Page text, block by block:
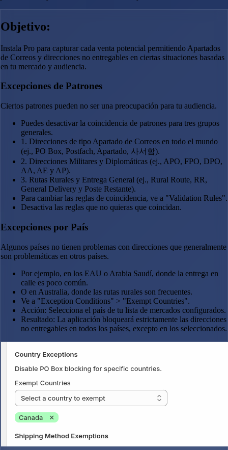
Objetivo:
Instala Pro para capturar cada venta potencial permitiendo Apartados
de Correos y direcciones no entregables en ciertas situaciones basadas
en tu mercado y audiencia.
Excepciones de Patrones
Ciertos patrones pueden no ser una preocupación para tu audiencia.
Puedes desactivar la coincidencia de patrones para tres grupos
generales.
1. Direcciones de tipo Apartado de Correos en todo el mundo
(ej., PO Box, Postfach, Apartado, 사서함).
2. Direcciones Militares y Diplomáticas (ej., APO, FPO, DPO,
AA, AE y AP).
3. Rutas Rurales y Entrega General (ej., Rural Route, RR,
General Delivery y Poste Restante).
Para cambiar las reglas de coincidencia, ve a "Validation Rules".
Desactiva las reglas que no quieras que coincidan.
Excepciones por País
Algunos países no tienen problemas con direcciones que generalmente
son problemáticas en otros países.
Por ejemplo, en los EAU o Arabia Saudí, donde la entrega en
calle es poco común.
O en Australia, donde las rutas rurales son frecuentes.
Ve a "Exception Conditions" > "Exempt Countries".
Acción: Selecciona el país de tu lista de mercados configurados.
Resultado: La aplicación bloqueará estrictamente las direcciones
no entregables en todos los países, excepto en los seleccionados.